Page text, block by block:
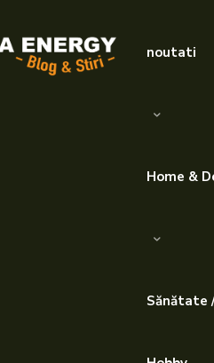
noutati
Home &
Sănătate